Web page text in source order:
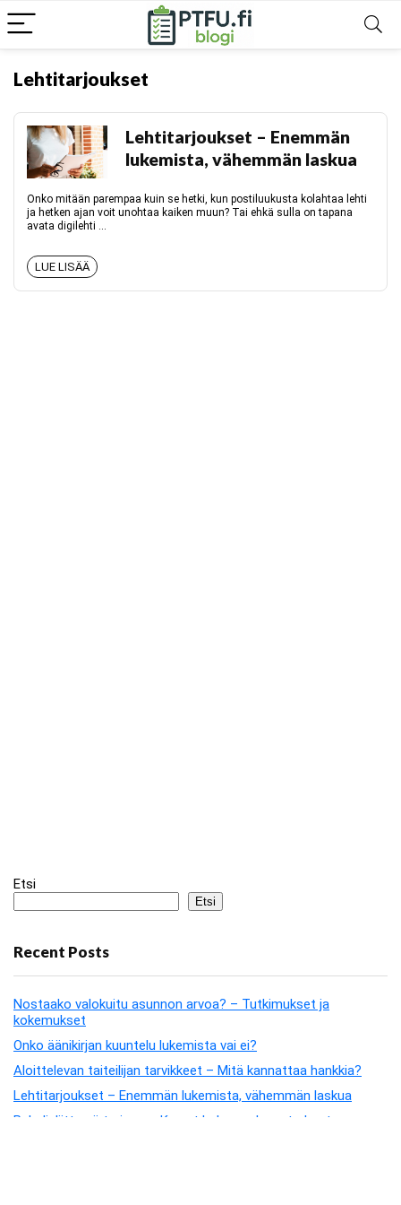
Lehtitarjoukset
Lehtitarjoukset – Enemmän
lukemista, vähemmän laskua
Onko mitään parempaa kuin se hetki, kun postiluukusta kolahtaa lehti
ja hetken ajan voit unohtaa kaiken muun? Tai ehkä sulla on tapana
avata digilehti ...
LUE LISÄÄ
Etsi
Etsi
Recent Posts
Nostaako valokuitu asunnon arvoa? – Tutkimukset ja
kokemukset
Onko äänikirjan kuuntelu lukemista vai ei?
Aloittelevan taiteilijan tarvikkeet – Mitä kannattaa hankkia?
Lehtitarjoukset – Enemmän lukemista, vähemmän laskua
Puhelinliittymä tarjous – Kun et halua maksaa turhasta